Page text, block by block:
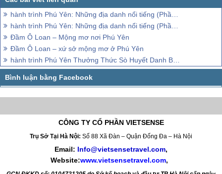
hành trình Phú Yên: Những địa danh nổi tiếng (Phần 1)
hành trình Phú Yên: Những địa danh nổi tiếng (Phần 2)
Đầm Ô Loan – Mộng mơ nơi Phú Yên
Đầm Ô Loan – xứ sở mộng mơ ở Phú Yên
hành trình Phú Yên Thưởng Thức Sò Huyết Danh Bất Hư Truyền Đầm Ô Loan
CÔNG TY CỔ PHẦN VIETSENSE
Trụ Sở Tại Hà Nội: Số 88 Xã Đàn – Quận Đống Đa – Hà Nội
Email: Info@vietsensetravel.com,
Website:www.vietsensetravel.com,